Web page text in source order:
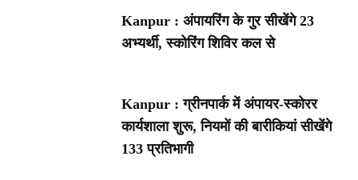
Kanpur : अंपायरिंग के गुर सीखेंगे 23
अभ्यर्थी, स्कोरिंग शिविर कल से
Kanpur : ग्रीनपार्क में अंपायर-स्कोरर
कार्यशाला शुरू, नियमों की बारीकियां सीखेंगे
133 प्रतिभागी